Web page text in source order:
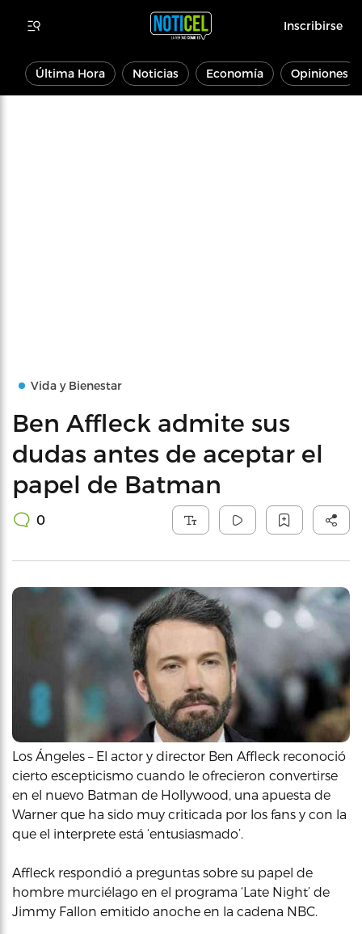
Inscribirse
Última Hora Noticias Economía Opiniones
Vida y Bienestar
Ben Affleck admite sus
dudas antes de aceptar el
papel de Batman
0
Los Ángeles – El actor y director Ben Affleck reconoció
cierto escepticismo cuando le ofrecieron convertirse
en el nuevo Batman de Hollywood, una apuesta de
Warner que ha sido muy criticada por los fans y con la
que el interprete está ‘entusiasmado’.
Affleck respondió a preguntas sobre su papel de
hombre murciélago en el programa ‘Late Night’ de
Jimmy Fallon emitido anoche en la cadena NBC.